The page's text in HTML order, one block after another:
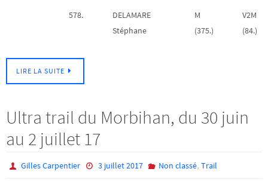
578.
DELAMARE
Stéphane
M
(375.)
V2M
(84.)
LIRE LA SUITE
Ultra trail du Morbihan, du 30 juin
au 2 juillet 17
Gilles Carpentier 3 juillet 2017 Non classé, Trail